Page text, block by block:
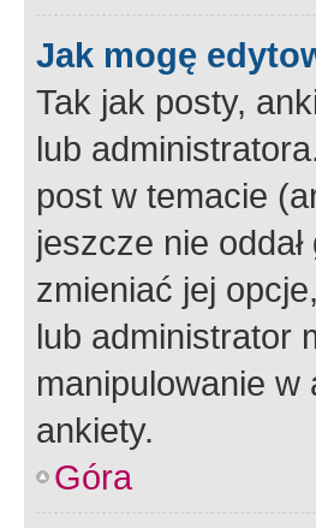
Jak mogę
Tak jak posty,
lub
post w temacie
jeszcze nie
zmieniać jej
lub administrator
manipulowanie w
ankiety.
Góra